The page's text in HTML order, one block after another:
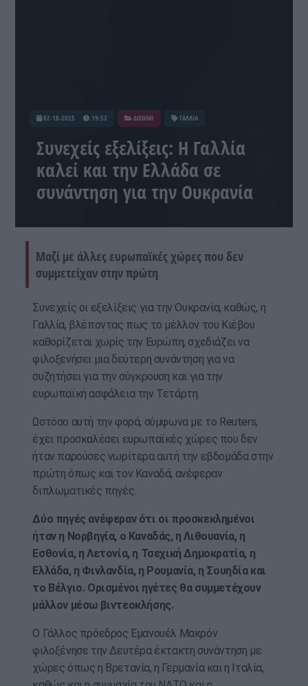
02-18-2025 19:52 ΔΙΕΘΝΗ ΓΑΛΛΙΑ
Συνεχείς εξελίξεις: Η Γαλλία
καλεί και την Ελλάδα σε
συνάντηση για την Ουκρανία
Μαζί με άλλες ευρωπαϊκές χώρες που δεν
συμμετείχαν στην πρώτη
Συνεχείς οι εξελίξεις για την Ουκρανία, καθώς, η
Γαλλία, βλέποντας πως το μέλλον του Κιέβου
καθορίζεται χωρίς την Ευρώπη, σχεδιάζει να
φιλοξενήσει μια δεύτερη συνάντηση για να
συζητήσει για την σύγκρουση και για την
ευρωπαϊκή ασφάλεια την Τετάρτη.
Ωστόσο αυτή την φορά, σύμφωνα με το Reuters,
έχει προσκαλέσει ευρωπαϊκές χώρες που δεν
ήταν παρούσες νωρίτερα αυτή την εβδομάδα στην
πρώτη όπως και τον Καναδά, ανέφεραν
διπλωματικές πηγές.
Δύο πηγές ανέφεραν ότι οι προσκεκλημένοι
ήταν η Νορβηγία, ο Καναδάς, η Λιθουανία, η
Εσθονία, η Λετονία, η Τσεχική Δημοκρατία, η
Ελλάδα, η Φινλανδία, η Ρουμανία, η Σουηδία και
το Βέλγιο. Ορισμένοι ηγέτες θα συμμετέχουν
μάλλον μέσω βιντεοκλήσης.
Ο Γάλλος πρόεδρος Εμανουέλ Μακρόν
φιλοξένησε την Δευτέρα έκτακτη συνάντηση με
χώρες όπως η Βρετανία, η Γερμανία και η Ιταλία,